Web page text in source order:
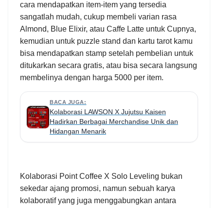
cara mendapatkan item-item yang tersedia
sangatlah mudah, cukup membeli varian rasa
Almond, Blue Elixir, atau Caffe Latte untuk Cupnya,
kemudian untuk puzzle stand dan kartu tarot kamu
bisa mendapatkan stamp setelah pembelian untuk
ditukarkan secara gratis, atau bisa secara langsung
membelinya dengan harga 5000 per item.
BACA JUGA:
Kolaborasi LAWSON X Jujutsu Kaisen
Hadirkan Berbagai Merchandise Unik dan
Hidangan Menarik
Kolaborasi Point Coffee X Solo Leveling bukan
sekedar ajang promosi, namun sebuah karya
kolaboratif yang juga menggabungkan antara